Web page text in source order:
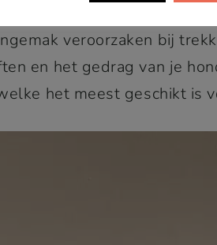
bevrijden. Aan de
veroorzaken bij
en het gedrag van je
het meest geschikt is